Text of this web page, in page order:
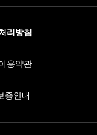
리방침
용약관
증안내